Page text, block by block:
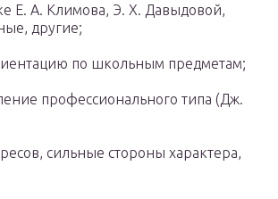
Е. А. Климова, Э. Х. Давыдовой,
другие;
по школьным предметам;
профессионального типа (Дж.
сильные стороны характера,